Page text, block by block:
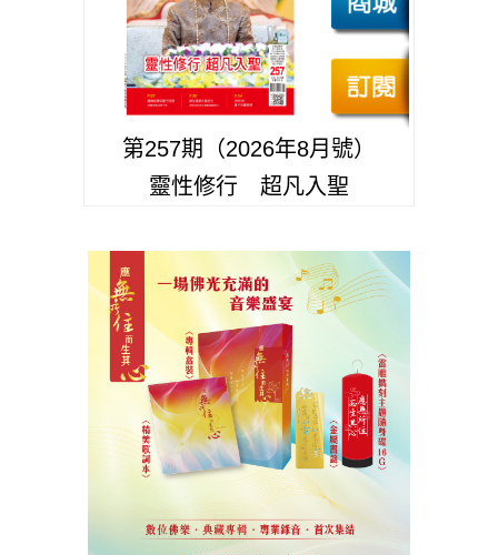
第257期（2026年8月號）
靈性修行 超凡入聖